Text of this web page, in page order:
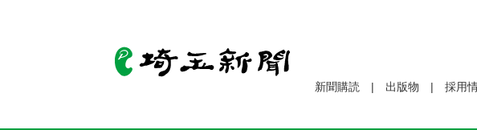
新聞購読 出版物 採用